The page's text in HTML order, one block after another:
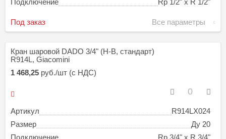
Под заказ Все параметры
Кран шаровой DADO 3/4" (Н-В, стандарт)
R914L, Giacomini
Артикул
R914LX024
Размер
Ду 20
Подключение
Rp 3/4" х R 3/4"
1 468,25 руб./шт (с НДС)